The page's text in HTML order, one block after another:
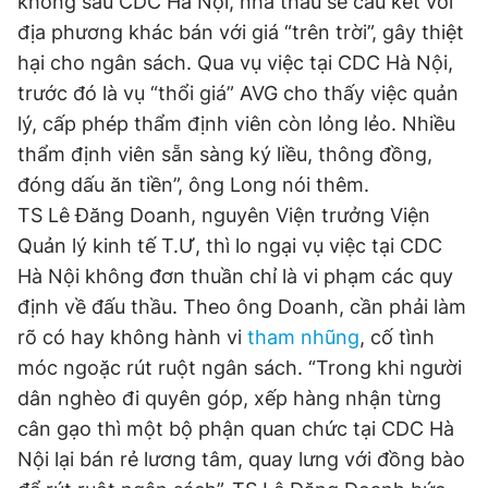
địa phương khác bán với giá “trên trời”, gây thiệt
hại cho ngân sách. Qua vụ việc tại CDC Hà Nội,
trước đó là vụ “thổi giá” AVG cho thấy việc quản
lý, cấp phép thẩm định viên còn lỏng lẻo. Nhiều
thẩm định viên sẵn sàng ký liều, thông đồng,
đóng dấu ăn tiền”, ông Long nói thêm.
TS Lê Đăng Doanh, nguyên Viện trưởng Viện
Quản lý kinh tế T.Ư, thì lo ngại vụ việc tại CDC
Hà Nội không đơn thuần chỉ là vi phạm các quy
định về đấu thầu. Theo ông Doanh, cần phải làm
rõ có hay không hành vi tham nhũng, cố tình
móc ngoặc rút ruột ngân sách. “Trong khi người
dân nghèo đi quyên góp, xếp hàng nhận từng
cân gạo thì một bộ phận quan chức tại CDC Hà
Nội lại bán rẻ lương tâm, quay lưng với đồng bào